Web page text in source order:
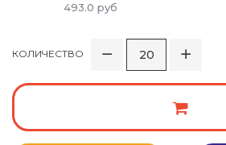
493.0 руб
КОЛИЧЕСТВО